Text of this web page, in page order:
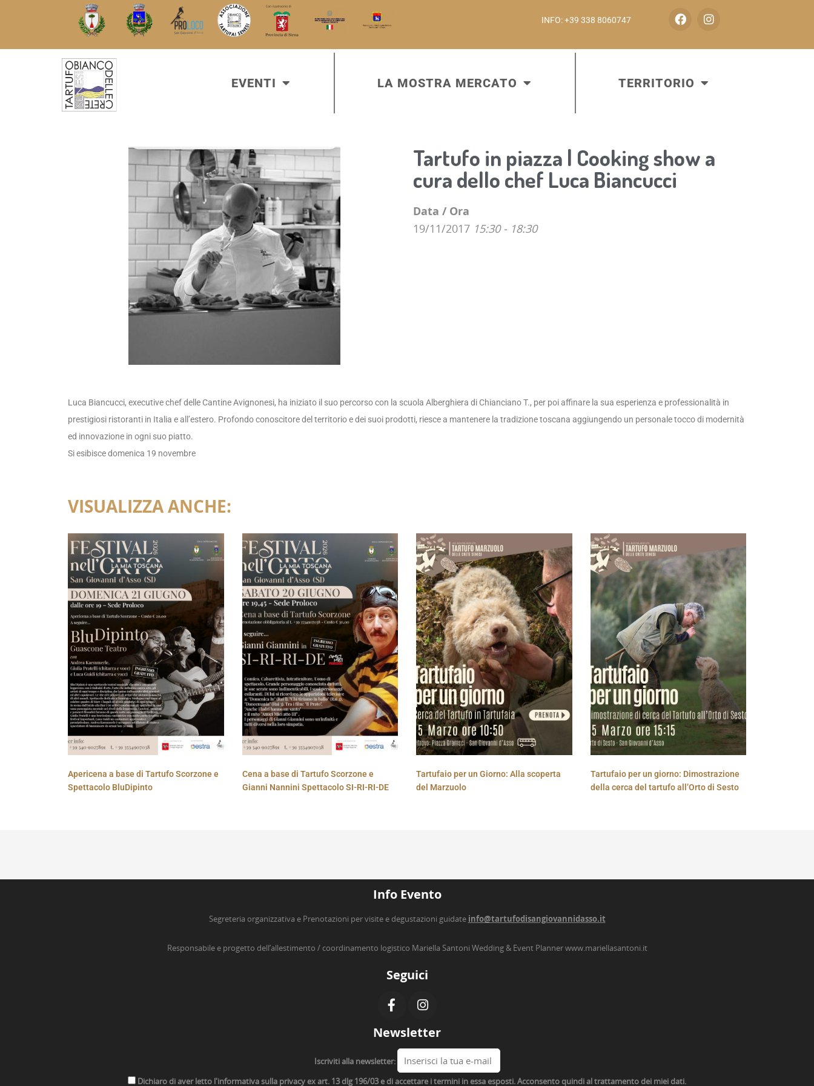
INFO: +39 338 8060747
EVENTI LA MOSTRA MERCATO TERRITORIO
Tartufo in piazza | Cooking show a
cura dello chef Luca Biancucci
Data / Ora
19/11/2017 15:30 - 18:30
Luca Biancucci, executive chef delle Cantine Avignonesi, ha iniziato il suo percorso con la scuola Alberghiera di Chianciano T., per poi affinare la sua esperienza e professionalità in
prestigiosi ristoranti in Italia e all’estero. Profondo conoscitore del territorio e dei suoi prodotti, riesce a mantenere la tradizione toscana aggiungendo un personale tocco di modernità
ed innovazione in ogni suo piatto.
Si esibisce domenica 19 novembre
VISUALIZZA ANCHE:
Apericena a base di Tartufo Scorzone e
Spettacolo BluDipinto
Cena a base di Tartufo Scorzone e
Gianni Nannini Spettacolo SI-RI-RI-DE
Tartufaio per un Giorno: Alla scoperta
del Marzuolo
Tartufaio per un giorno: Dimostrazione
della cerca del tartufo all’Orto di Sesto
Info Evento
Segreteria organizzativa e Prenotazioni per visite e degustazioni guidate info@tartufodisangiovannidasso.it
Responsabile e progetto dell’allestimento / coordinamento logistico Mariella Santoni Wedding & Event Plannerwww.mariellasantoni.it
Seguici
Newsletter
Iscriviti alla newsletter:
Dichiaro di aver letto l'informativa sulla privacy ex art. 13 dlg 196/03 e di accettare i termini in essa esposti. Acconsento quindi al trattamento dei miei dati.